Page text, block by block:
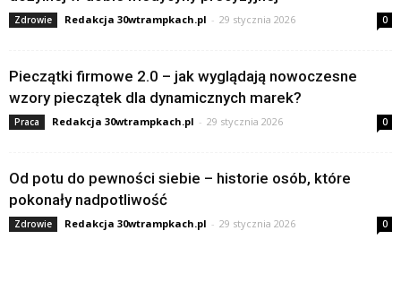
Zdrowie Redakcja 30wtrampkach.pl - 29 stycznia 2026 0
Pieczątki firmowe 2.0 – jak wyglądają nowoczesne
wzory pieczątek dla dynamicznych marek?
Praca Redakcja 30wtrampkach.pl - 29 stycznia 2026 0
Od potu do pewności siebie – historie osób, które
pokonały nadpotliwość
Zdrowie Redakcja 30wtrampkach.pl - 29 stycznia 2026 0